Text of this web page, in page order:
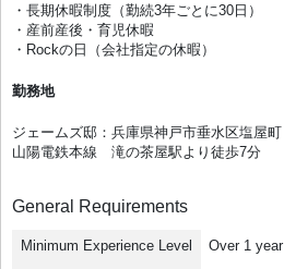
・長期休暇制度（勤続3年ごとに30日）
・産前産後・育児休暇
・Rockの日（会社指定の休暇）
勤務地
ジェームズ邸：兵庫県神戸市垂水区塩屋町
山陽電鉄本線 滝の茶屋駅より徒歩7分
General Requirements
Minimum Experience Level Over 1 year